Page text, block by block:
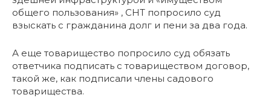
общего пользования» , СНТ попросило суд
взыскать с гражданина долг и пени за два года.
А еще товарищество попросило суд обязать
ответчика подписать с товариществом договор,
такой же, как подписали члены садового
товарищества.